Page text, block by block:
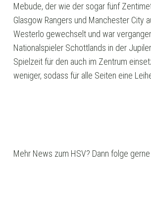
Mebude, der wie der sogar fünf
Glasgow Rangers und Manchester City
Westerlo gewechselt und war
Nationalspieler Schottlands in der
Spielzeit für den auch im Zentrum
weniger, sodass für alle Seiten eine
Mehr News zum HSV? Dann folge